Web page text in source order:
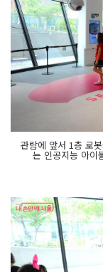
관람에 앞서 1층 로
는 인공지능 아이